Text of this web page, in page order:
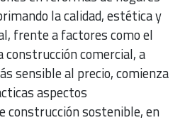
la calidad, estética y
frente a factores como el
construcción comercial, a
sensible al precio, comienza
aspectos
construcción sostenible, en